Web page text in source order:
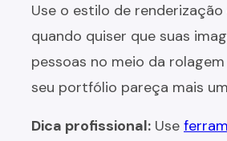
Use o estilo de
quando quiser que suas
pessoas no meio da
seu portfólio pareça mais
Dica profissional: Use